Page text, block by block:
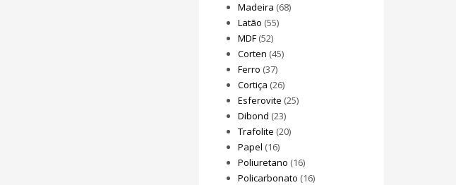
Madeira (68)
Latão (55)
MDF(52)
Corten (45)
Ferro (37)
Cortiça (26)
Esferovite (25)
Dibond (23)
Trafolite (20)
Papel (16)
Poliuretano (16)
Policarbonato (16)